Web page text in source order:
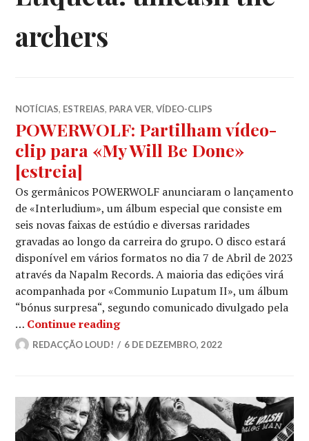
archers
NOTÍCIAS, ESTREIAS, PARA VER,VÍDEO-CLIPS
POWERWOLF: Partilham vídeo-
clip para «My Will Be Done»
[estreia]
Os germânicos POWERWOLF anunciaram o lançamento
de «Interludium», um álbum especial que consiste em
seis novas faixas de estúdio e diversas raridades
gravadas ao longo da carreira do grupo. O disco estará
disponível em vários formatos no dia 7 de Abril de 2023
através da Napalm Records. A maioria das edições virá
acompanhada por «Communio Lupatum II», um álbum
“bónus surpresa“, segundo comunicado divulgado pela
… Continue readingPOWERWOLF: Partilham vídeo-
REDACÇÃO LOUD! 6 DE DEZEMBRO, 2022